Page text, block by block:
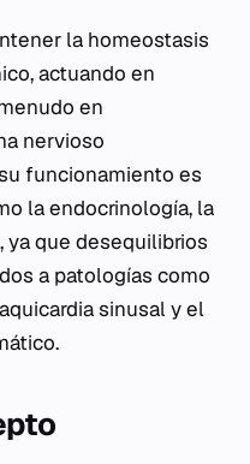
la homeostasis
actuando en
en
nervioso
funcionamiento es
la endocrinología, la
ya que desequilibrios
a patologías como
sinusal y el